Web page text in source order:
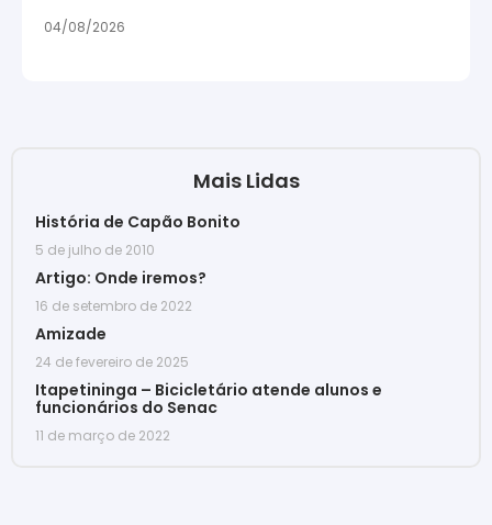
04/08/2026
Mais Lidas
História de Capão Bonito
5 de julho de 2010
Artigo: Onde iremos?
16 de setembro de 2022
Amizade
24 de fevereiro de 2025
Itapetininga – Bicicletário atende alunos e
funcionários do Senac
11 de março de 2022